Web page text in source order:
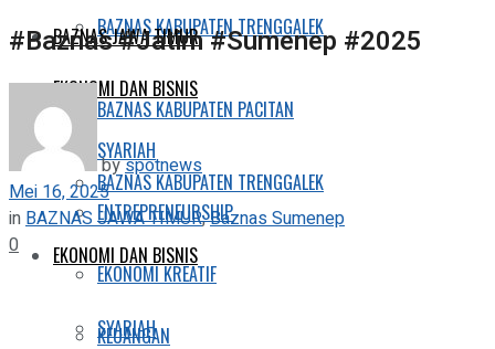
BAZNAS KABUPATEN TRENGGALEK
EKONOMI DAN BISNIS
SYARIAH
ENTREPRENEURSHIP
EKONOMI KREATIF
KEUANGAN
BAZNAS JAWA TIMUR
BAZNAS KABUPATEN PACITAN
BAZNAS KABUPATEN TRENGGALEK
EKONOMI DAN BISNIS
SYARIAH
#Baznas #Jatim #Sumenep #2025
byspotnews
Mei 16, 2025
in BAZNAS JAWA TIMUR,Baznas Sumenep
0